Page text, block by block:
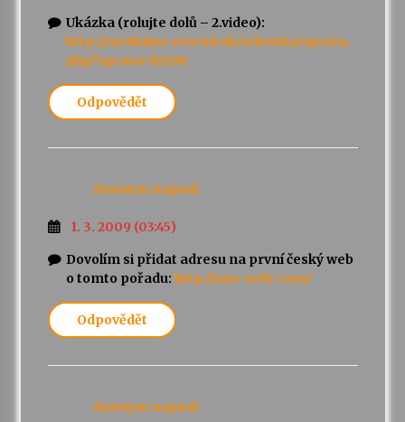
Ukázka (rolujte dolů – 2.video):
http://medialne.etrend.sk/televizia/sprava.
php?sprava=10298
Odpovědět
Anonym napsal:
1. 3. 2009 (03:45)
Dovolím si přidat adresu na první český web
o tomto pořadu: http://ano-sefe.com/
Odpovědět
Anonym napsal: